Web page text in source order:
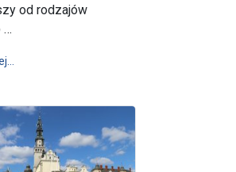
„Powołani dla Powołanych” już jutro
od rodzajów
…